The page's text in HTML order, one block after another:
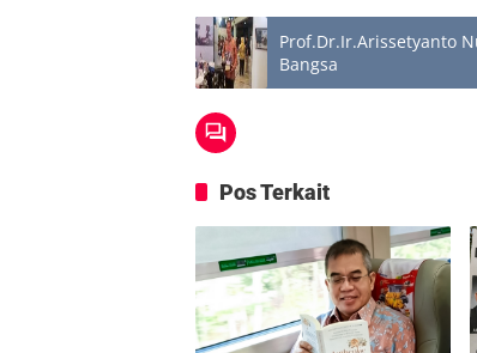
Prof.Dr.Ir.Arissetyanto
Bangsa
Pos Terkait